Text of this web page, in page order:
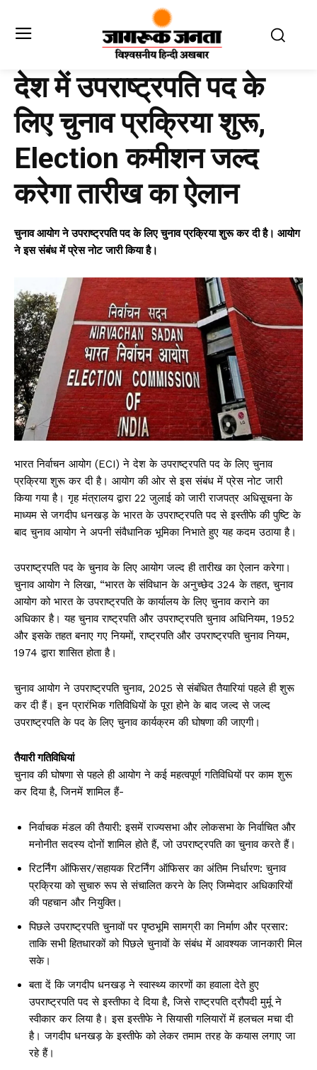
देश में उपराष्ट्रपति पद के
लिए चुनाव प्रक्रिया शुरू,
Election कमीशन जल्द
करेगा तारीख का ऐलान
चुनाव आयोग ने उपराष्ट्रपति पद के लिए चुनाव प्रक्रिया शुरू कर दी है। आयोग
ने इस संबंध में प्रेस नोट जारी किया है।
भारत निर्वाचन आयोग (ECI) ने देश के उपराष्ट्रपति पद के लिए चुनाव
प्रक्रिया शुरू कर दी है। आयोग की ओर से इस संबंध में प्रेस नोट जारी
किया गया है। गृह मंत्रालय द्वारा 22 जुलाई को जारी राजपत्र अधिसूचना के
माध्यम से जगदीप धनखड़ के भारत के उपराष्ट्रपति पद से इस्तीफे की पुष्टि के
बाद चुनाव आयोग ने अपनी संवैधानिक भूमिका निभाते हुए यह कदम उठाया है।
उपराष्ट्रपति पद के चुनाव के लिए आयोग जल्द ही तारीख का ऐलान करेगा।
चुनाव आयोग ने लिखा, “भारत के संविधान के अनुच्छेद 324 के तहत, चुनाव
आयोग को भारत के उपराष्ट्रपति के कार्यालय के लिए चुनाव कराने का
अधिकार है। यह चुनाव राष्ट्रपति और उपराष्ट्रपति चुनाव अधिनियम, 1952
और इसके तहत बनाए गए नियमों, राष्ट्रपति और उपराष्ट्रपति चुनाव नियम,
1974 द्वारा शासित होता है।
चुनाव आयोग ने उपराष्ट्रपति चुनाव, 2025 से संबंधित तैयारियां पहले ही शुरू
कर दी हैं। इन प्रारंभिक गतिविधियों के पूरा होने के बाद जल्द से जल्द
उपराष्ट्रपति के पद के लिए चुनाव कार्यक्रम की घोषणा की जाएगी।
तैयारी गतिविधियां
चुनाव की घोषणा से पहले ही आयोग ने कई महत्वपूर्ण गतिविधियों पर काम शुरू
कर दिया है, जिनमें शामिल हैं-
निर्वाचक मंडल की तैयारी: इसमें राज्यसभा और लोकसभा के निर्वाचित और
मनोनीत सदस्य दोनों शामिल होते हैं, जो उपराष्ट्रपति का चुनाव करते हैं।
रिटर्निंग ऑफिसर/सहायक रिटर्निंग ऑफिसर का अंतिम निर्धारण: चुनाव
प्रक्रिया को सुचारु रूप से संचालित करने के लिए जिम्मेदार अधिकारियों
की पहचान और नियुक्ति।
पिछले उपराष्ट्रपति चुनावों पर पृष्ठभूमि सामग्री का निर्माण और प्रसार:
ताकि सभी हितधारकों को पिछले चुनावों के संबंध में आवश्यक जानकारी मिल
सके।
बता दें कि जगदीप धनखड़ ने स्वास्थ्य कारणों का हवाला देते हुए
उपराष्ट्रपति पद से इस्तीफा दे दिया है, जिसे राष्ट्रपति द्रौपदी मुर्मू ने
स्वीकार कर लिया है। इस इस्तीफे ने सियासी गलियारों में हलचल मचा दी
है। जगदीप धनखड़ के इस्तीफे को लेकर तमाम तरह के कयास लगाए जा
रहे हैं।